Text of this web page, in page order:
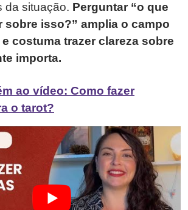
da situação. Perguntar “o que
sobre isso?” amplia o campo
costuma trazer clareza sobre
importa.
ao vídeo: Como fazer
o tarot?